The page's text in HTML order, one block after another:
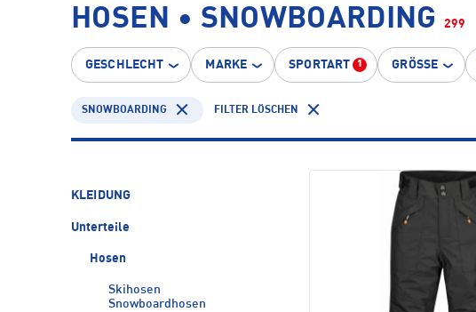
HOSEN • SNOWBOARDING 299
GESCHLECHT MARKE SPORTART 1 GRÖSSE
SNOWBOARDING FILTER LÖSCHEN
KLEIDUNG
Unterteile
Hosen
Skihosen
Snowboardhosen